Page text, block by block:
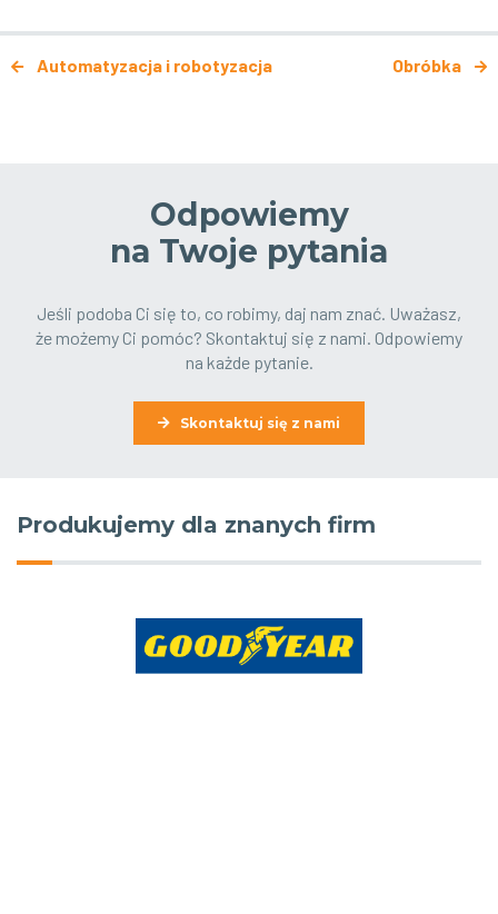
Nawigacja po artykułach
Automatyzacja i robotyzacja Obróbka
Odpowiemy
na Twoje pytania
Jeśli podoba Ci się to, co robimy, daj nam znać. Uważasz,
że możemy Ci pomóc? Skontaktuj się z nami. Odpowiemy
na każde pytanie.
Skontaktuj się z nami
Produkujemy dla znanych firm